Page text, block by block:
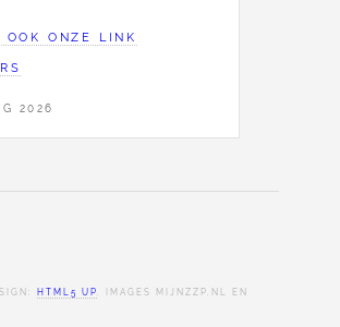
OOK ONZE LINK
2026
HTML5 UP. IMAGES MIJNZZP.NL EN